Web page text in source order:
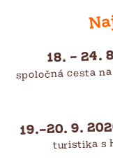
18. – 24.
spoločná cesta
19.–20. 9.
turistika s